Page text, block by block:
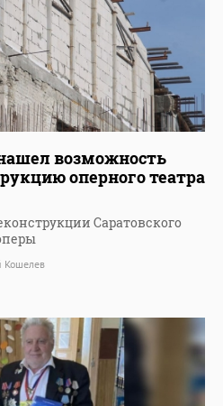
возможность
оперного театра
Саратовского
Кошелев